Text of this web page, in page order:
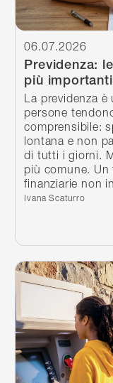
Previdenza:
più
06.07.2026
La previdenza
persone
comprensibile:
lontana e non
di tutti i giorni.
più comune. Un
finanziarie non
Scritto da:
Ivana Scaturro
Continua a